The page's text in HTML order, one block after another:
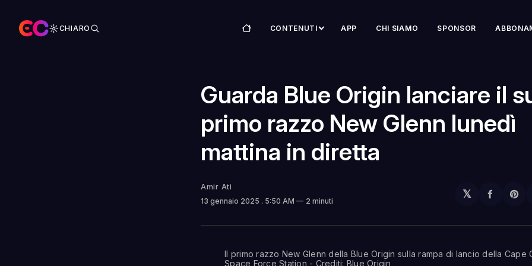
CHIARO CONTENUTI APP CHI SIAMO SPONSOR
Guarda Blue Origin lanciare il
primo razzo New Glenn lunedì
mattina in diretta
Amir Ati
13 gennaio 2025 . 5:50 AM 2 minuti
𝕏
Il primo razzo New Glenn della Blue Origin sulla rampa di lancio della Cape
Space Force Station - Crediti: Blue Origin